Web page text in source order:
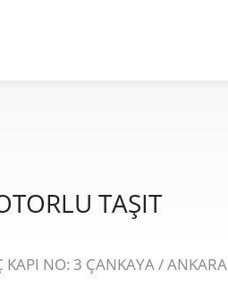
TAŞIT
NO: 3 ÇANKAYA / ANKARA